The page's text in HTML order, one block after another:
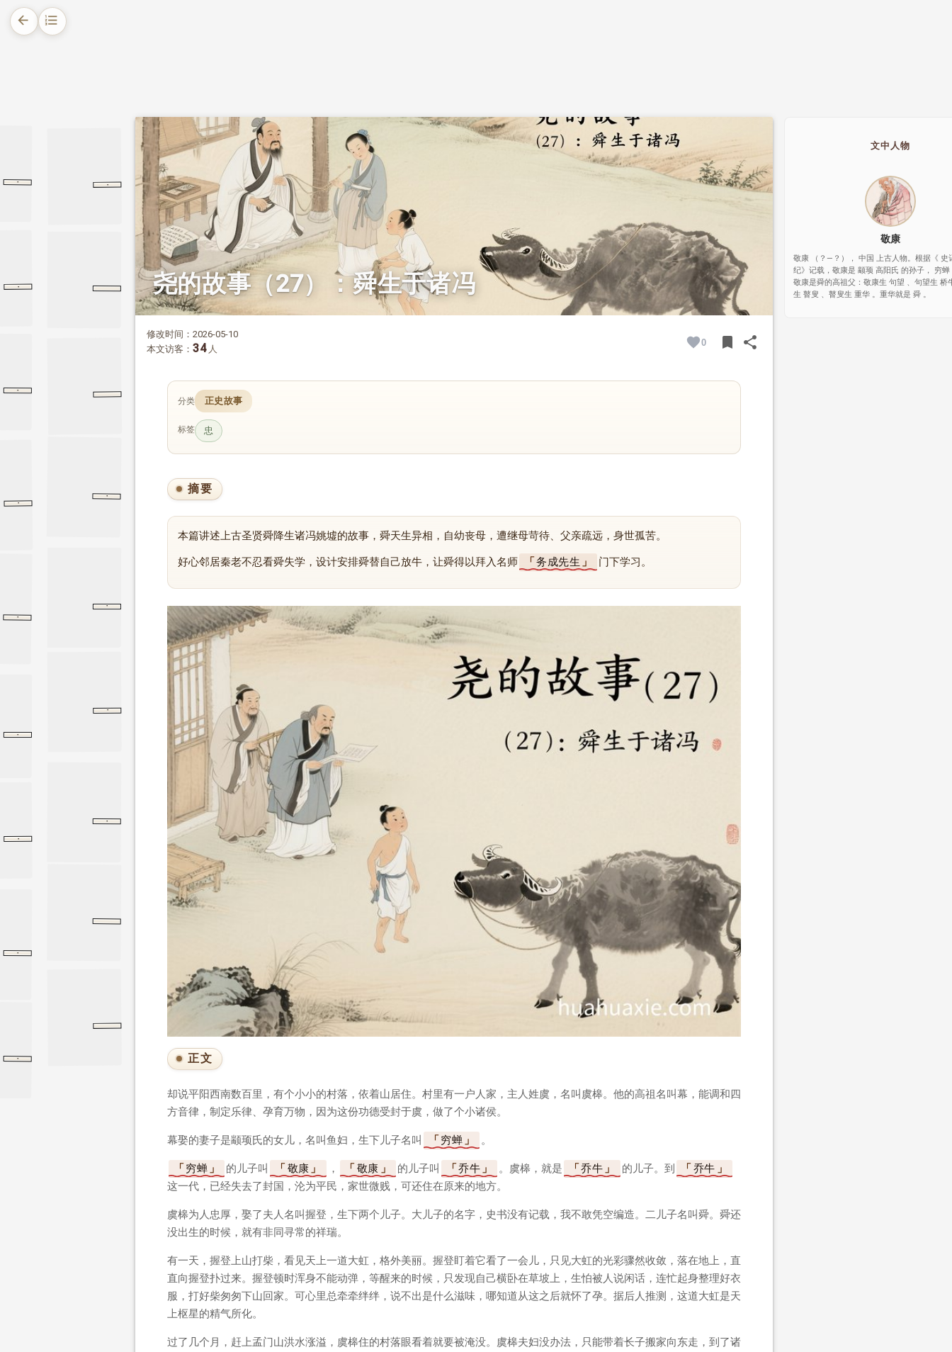
arrow_back format_list_numbered
语
·
典
·
娄上
·
舜有虞氏
竹书纪年
·
帝舜有虞氏
舜有虞氏
竹书纪年
·
帝舜有虞氏
荒西经
·
娄下
·
舜有虞氏
·
帝舜有虞氏
治
·
述而
·
五帝本纪
·
五帝本纪
五帝本纪
·
五帝本纪
五帝本纪
·
五帝本纪
五帝本纪
·
五帝本纪
尧的故事（27）：舜生于诸冯
修改时间：2026-05-10
本文访客： 34人
0 bookmarkBOOKMARK
shareSHARE
分类 正史故事
标签 忠
摘要
本篇讲述上古圣贤舜降生诸冯姚墟的故事，舜天生异相，自幼丧母，遭继母苛待、父亲疏远，身世孤苦。
好心邻居秦老不忍看舜失学，设计安排舜替自己放牛，让舜得以拜入名师 务成先生 门下学习。
正文
却说平阳西南数百里，有个小小的村落，依着山居住。村里有一户人家，主人姓虞，名叫虞槔。他的高祖名叫幕，能调和四
方音律，制定乐律、孕育万物，因为这份功德受封于虞，做了个小诸侯。
幕娶的妻子是颛顼氏的女儿，名叫鱼妇，生下儿子名叫 穷蝉 。
穷蝉 的儿子叫 敬康 ， 敬康 的儿子叫 乔牛 。虞槔，就是 乔牛 的儿子。到
乔牛
这一代，已经失去了封国，沦为平民，家世微贱，可还住在原来的地方。
虞槔为人忠厚，娶了夫人名叫握登，生下两个儿子。大儿子的名字，史书没有记载，我不敢凭空编造。二儿子名叫舜。舜还
没出生的时候，就有非同寻常的祥瑞。
有一天，握登上山打柴，看见天上一道大虹，格外美丽。握登盯着它看了一会儿，只见大虹的光彩骤然收敛，落在地上，直
直向握登扑过来。握登顿时浑身不能动弹，等醒来的时候，只发现自己横卧在草坡上，生怕被人说闲话，连忙起身整理好衣
服，打好柴匆匆下山回家。可心里总牵牵绊绊，说不出是什么滋味，哪知道从这之后就怀了孕。据后人推测，这道大虹是天
上枢星的精气所化。
过了几个月，赶上孟门山洪水涨溢，虞槔住的村落眼看着就要被淹没。虞槔夫妇没办法，只能带着长子搬家向东走，到了诸
文中人物
敬康
敬康 （？—？）， 中国 上古人物。根据《 史
纪》记载，敬康是 颛顼 高阳氏 的孙子， 穷蝉
敬康是舜的高祖父：敬康生 句望 、句望生 桥
生 瞽叟 、瞽叟生 重华 。重华就是 舜 。